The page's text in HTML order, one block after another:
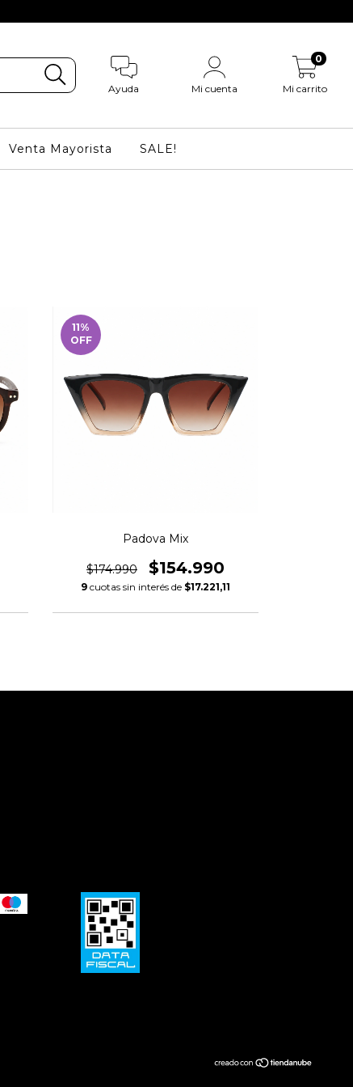
Ayuda Mi cuenta Mi carrito
0
Venta Mayorista SALE!
11%
OFF
Padova Mix
$174.990 $154.990
9 cuotas sin interés de $17.221,11